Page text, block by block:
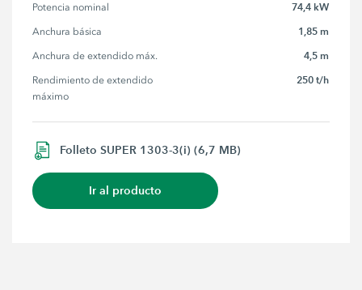
Potencia nominal 74,4 kW
Anchura básica 1,85 m
Anchura de extendido máx. 4,5 m
Rendimiento de extendido
máximo
250 t/h
Folleto SUPER 1303-3(i) (6,7 MB)
Ir al producto